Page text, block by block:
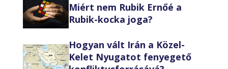
Miért nem Rubik Ernőé a
Rubik-kocka joga?
Hogyan vált Irán a Közel-
Kelet Nyugatot fenyegető